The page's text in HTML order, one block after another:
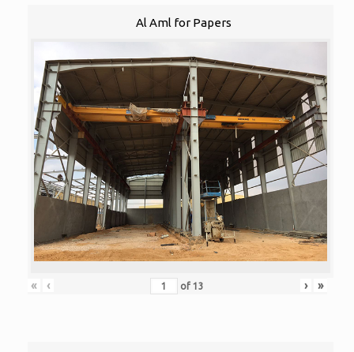
Al Aml for Papers
« ‹ of 13 › »